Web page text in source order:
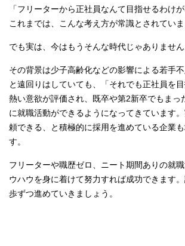
「フリーターから正社員なんて目指せるわけが
これまでは、こんな考え方が常識とされていま
でも実は、今はもうそんな時代じゃありません
その背景は少子高齢化などの影響による若手
と遠回りはしていても、「それでも正社員を
熱い意欲が評価され、既卒や第2新卒でもまっ
に就職活動ができるようになってきています
頼できる、と積極的に採用を進めている企業
す。
フリーターや職歴ゼロ、ニート期間ありの就
ウハウを身に着けて努力すれば成功できます
歩ずつ進めていきましょう。